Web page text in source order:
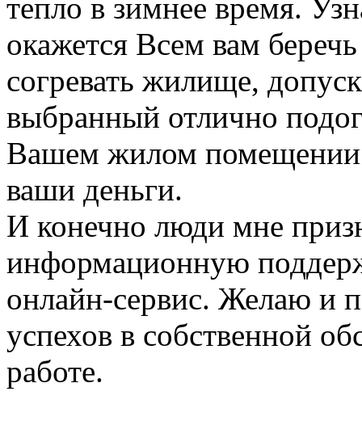
тепло в зимнее время.
окажется Всем вам
согревать жилище,
выбранный отлично
Вашем жилом помещении
ваши деньги.
И конечно люди мне
информационную
онлайн-сервис. Желаю и
успехов в собственной
работе.